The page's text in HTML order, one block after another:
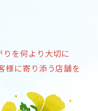
を何より大切に
様に寄り添う店舗を